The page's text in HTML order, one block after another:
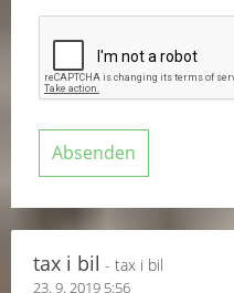
tax i bil - tax i bil
23. 9. 2019 5:56